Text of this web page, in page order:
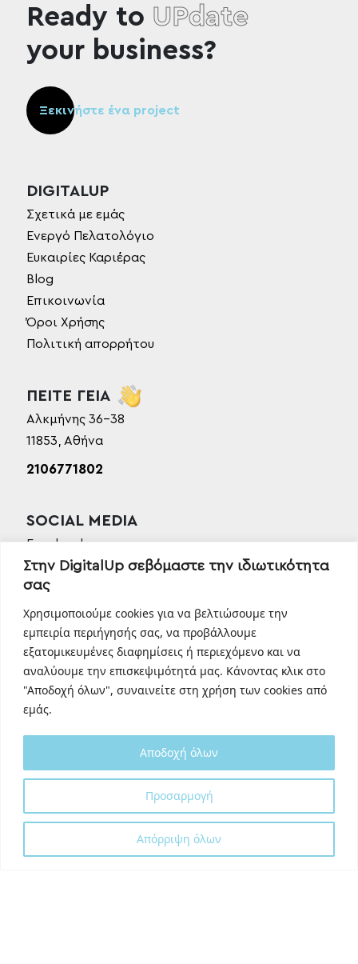
Στην DigitalUp σεβόμαστε την ιδιωτικότητα
σας
Χρησιμοποιούμε cookies για να βελτιώσουμε την
εμπειρία περιήγησής σας, να προβάλλουμε
εξατομικευμένες διαφημίσεις ή περιεχόμενο και να
αναλύουμε την επισκεψιμότητά μας. Κάνοντας κλικ στο
"Αποδοχή όλων", συναινείτε στη χρήση των cookies από
εμάς.
Προσαρμογή
Απόρριψη όλων
Αποδοχή όλων
Ready to UPdate
your business?
Ξεκινήστε ένα project
DIGITALUP
Σχετικά με εμάς
Ενεργό Πελατολόγιο
Ευκαιρίες Καριέρας
Blog
Επικοινωνία
Όροι Χρήσης
Πολιτική απορρήτου
ΠΕΙΤΕ ΓΕΙΑ
Αλκμήνης 36-38
11853, Αθήνα
2106771802
SOCIAL MEDIA
Facebook
Instagram
Linkedin
TikTok
Behance
Youtube
Designed and developed with
by